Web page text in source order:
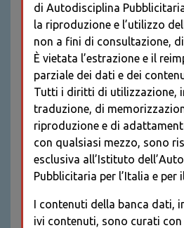
OBBLIGATORI
di Autodisciplina
la riproduzione e l’utilizzo
non a fini di consultazione,
È vietata l’estrazione e il
parziale dei dati e dei
Tutti i diritti di utilizzazione,
traduzione, di
riproduzione e di
con qualsiasi mezzo, sono
esclusiva all’Istituto
Pubblicitaria per l’Italia e per
I contenuti della banca dati,
ivi contenuti, sono curati